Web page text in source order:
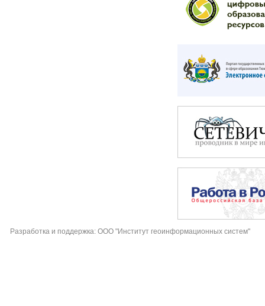
Разработка и поддержка: ООО "Институт геоинформационных систем"